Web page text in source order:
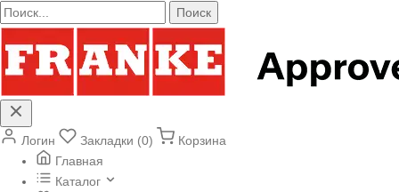
Поиск
Логин Закладки (0)
Корзина
Главная
Каталог